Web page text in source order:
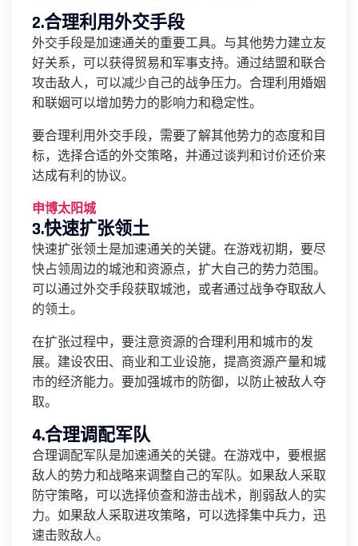
2.合理利用外交手段
外交手段是加速通关的重要工具。与其他势力建立友
好关系，可以获得贸易和军事支持。通过结盟和联合
攻击敌人，可以减少自己的战争压力。合理利用婚姻
和联姻可以增加势力的影响力和稳定性。
要合理利用外交手段，需要了解其他势力的态度和目
标，选择合适的外交策略，并通过谈判和讨价还价来
达成有利的协议。
申博太阳城
3.快速扩张领土
快速扩张领土是加速通关的关键。在游戏初期，要尽
快占领周边的城池和资源点，扩大自己的势力范围。
可以通过外交手段获取城池，或者通过战争夺取敌人
的领土。
在扩张过程中，要注意资源的合理利用和城市的发
展。建设农田、商业和工业设施，提高资源产量和城
市的经济能力。要加强城市的防御，以防止被敌人夺
取。
4.合理调配军队
合理调配军队是加速通关的关键。在游戏中，要根据
敌人的势力和战略来调整自己的军队。如果敌人采取
防守策略，可以选择侦查和游击战术，削弱敌人的实
力。如果敌人采取进攻策略，可以选择集中兵力，迅
速击败敌人。